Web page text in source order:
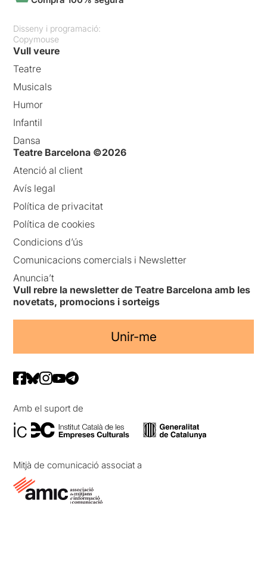
Disseny i programació:
Copymouse
Vull veure
Teatre
Musicals
Humor
Infantil
Dansa
Teatre Barcelona ©2026
Atenció al client
Avís legal
Política de privacitat
Política de cookies
Condicions d’ús
Comunicacions comercials i Newsletter
Anuncia’t
Vull rebre la newsletter de Teatre Barcelona amb les
novetats, promocions i sorteigs
Unir-me
Amb el suport de
Mitjà de comunicació associat a